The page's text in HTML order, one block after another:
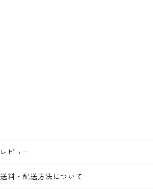
レビュー
送料・配送方法について